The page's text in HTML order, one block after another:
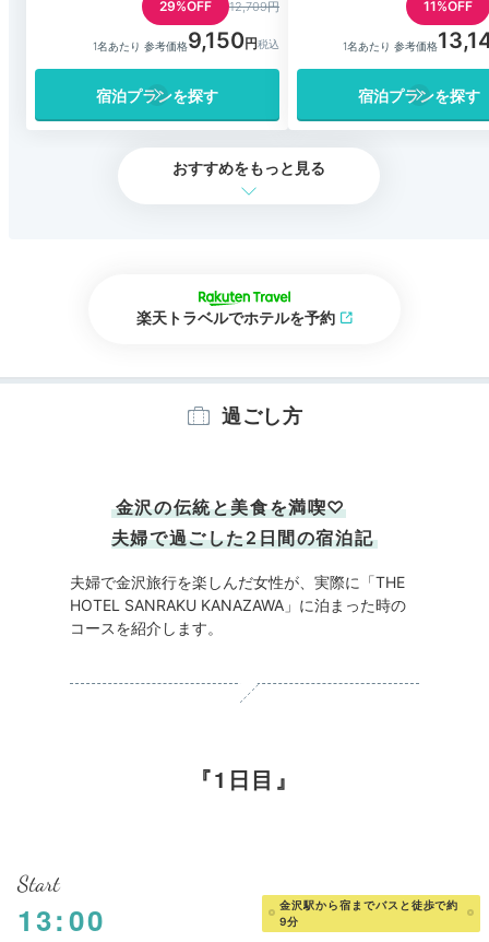
29%OFF 12,709円
1名あたり 参考価格9,150
宿泊プランを探す
11%OFF
1名あたり 参考価格
宿泊プランを探す
おすすめをもっと見る
楽天トラベルでホテルを予約
過ごし方
金沢の伝統と美食を満喫♡
夫婦で過ごした2日間の宿泊記
夫婦で金沢旅行を楽しんだ女性が、実際に「THE
HOTEL SANRAKU KANAZAWA」に泊まった時の
コースを紹介します。
1日目
Start
13:00
金沢駅から宿までバスと徒歩で約
9分